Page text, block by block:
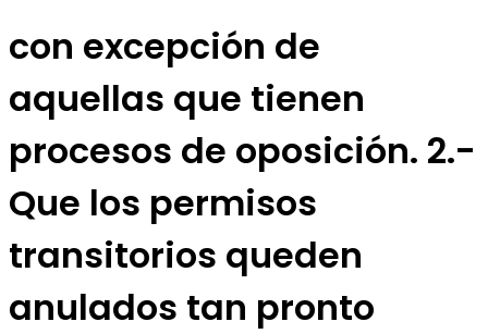
con excepción de
aquellas que tienen
procesos de oposición. 2.-
Que los permisos
transitorios queden
anulados tan pronto